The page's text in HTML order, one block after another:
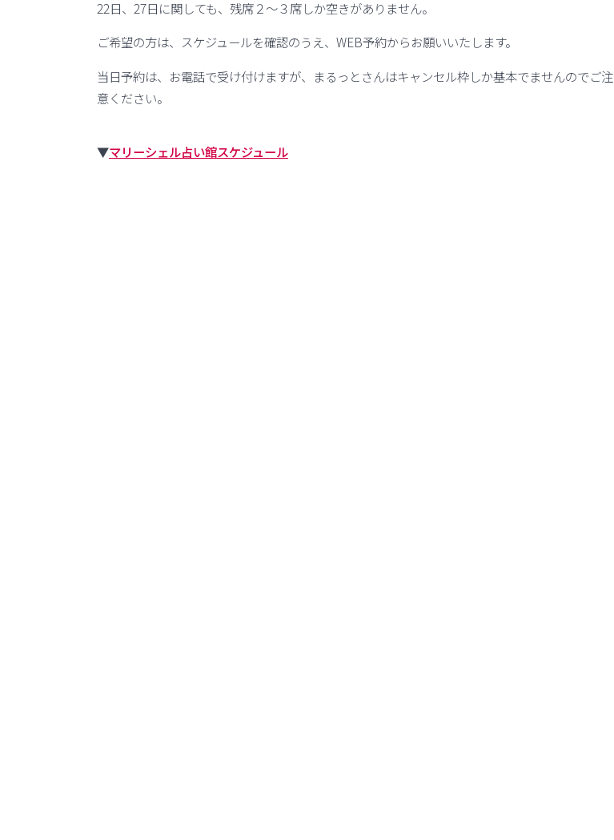
22日、27日に関しても、残席２～３席しか空きがありません。
ご希望の方は、スケジュールを確認のうえ、WEB予約からお願いいたします。
当日予約は、お電話で受け付けますが、まるっとさんはキャンセル枠しか基本でませんのでご注
意ください。
▼マリーシェル占い館スケジュール